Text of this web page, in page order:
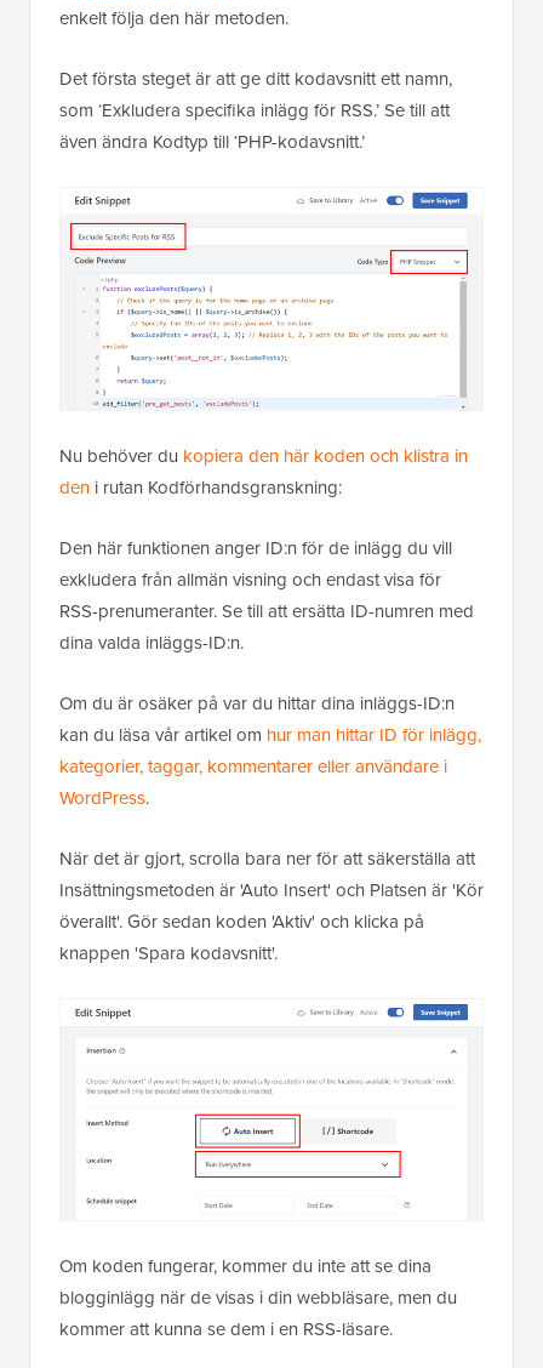
enkelt följa den här metoden.
Det första steget är att ge ditt kodavsnitt ett namn,
som ‘Exkludera specifika inlägg för RSS.’ Se till att
även ändra Kodtyp till ‘PHP-kodavsnitt.’
Nu behöver du kopiera den här koden och klistra in
den i rutan Kodförhandsgranskning:
Den här funktionen anger ID:n för de inlägg du vill
exkludera från allmän visning och endast visa för
RSS-prenumeranter. Se till att ersätta ID-numren med
dina valda inläggs-ID:n.
Om du är osäker på var du hittar dina inläggs-ID:n
kan du läsa vår artikel om hur man hittar ID för inlägg,
kategorier, taggar, kommentarer eller användare i
WordPress.
När det är gjort, scrolla bara ner för att säkerställa att
Insättningsmetoden är 'Auto Insert' och Platsen är 'Kör
överallt'. Gör sedan koden 'Aktiv' och klicka på
knappen 'Spara kodavsnitt'.
Om koden fungerar, kommer du inte att se dina
blogginlägg när de visas i din webbläsare, men du
kommer att kunna se dem i en RSS-läsare.